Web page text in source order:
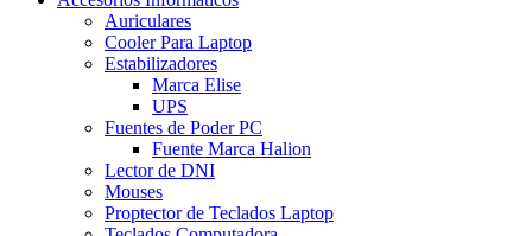
Auriculares
Cooler Para Laptop
Estabilizadores
Marca Elise
UPS
Fuentes de Poder PC
Fuente Marca Halion
Lector de DNI
Mouses
Proptector de Teclados Laptop